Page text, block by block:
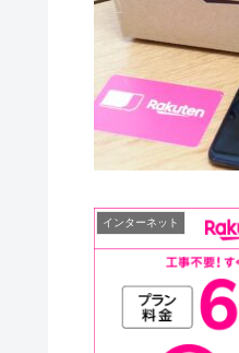
インターネット